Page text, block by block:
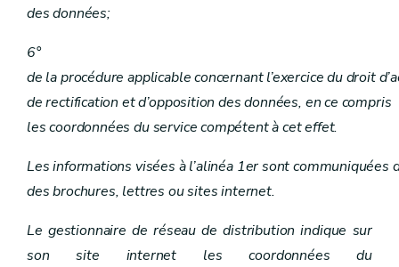
des données;
6°
de la procédure applicable concernant l’exercice du droit
de rectification et d’opposition des données, en ce compris
les coordonnées du service compétent à cet effet.
Les informations visées à l’alinéa 1er sont
des brochures, lettres ou sites internet.
Le gestionnaire de réseau de distribution indique sur
son site internet les coordonnées du